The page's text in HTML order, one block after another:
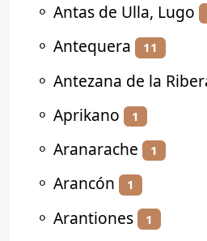
⚬ Antas de Ulla, Lugo
⚬ Antequera 11
⚬ Antezana de la
⚬ Aprikano 1
⚬ Aranarache 1
⚬ Arancón 1
⚬ Arantiones 1